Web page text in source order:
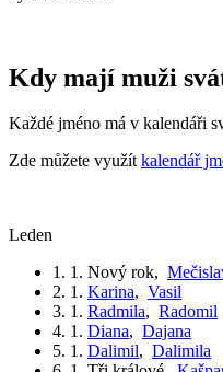
Kdy mají muži
Každé jméno má v kalendáři
Zde můžete využítkalendář
leden
1. 1. Nový rok,
2. 1. Karina, Vasil
3. 1. Radmila, Radomil
4. 1. Diana, Dajana
5. 1. Dalimil, Dalimila